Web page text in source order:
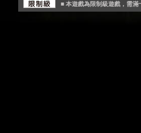
■ 本遊戲為限制級遊戲，需